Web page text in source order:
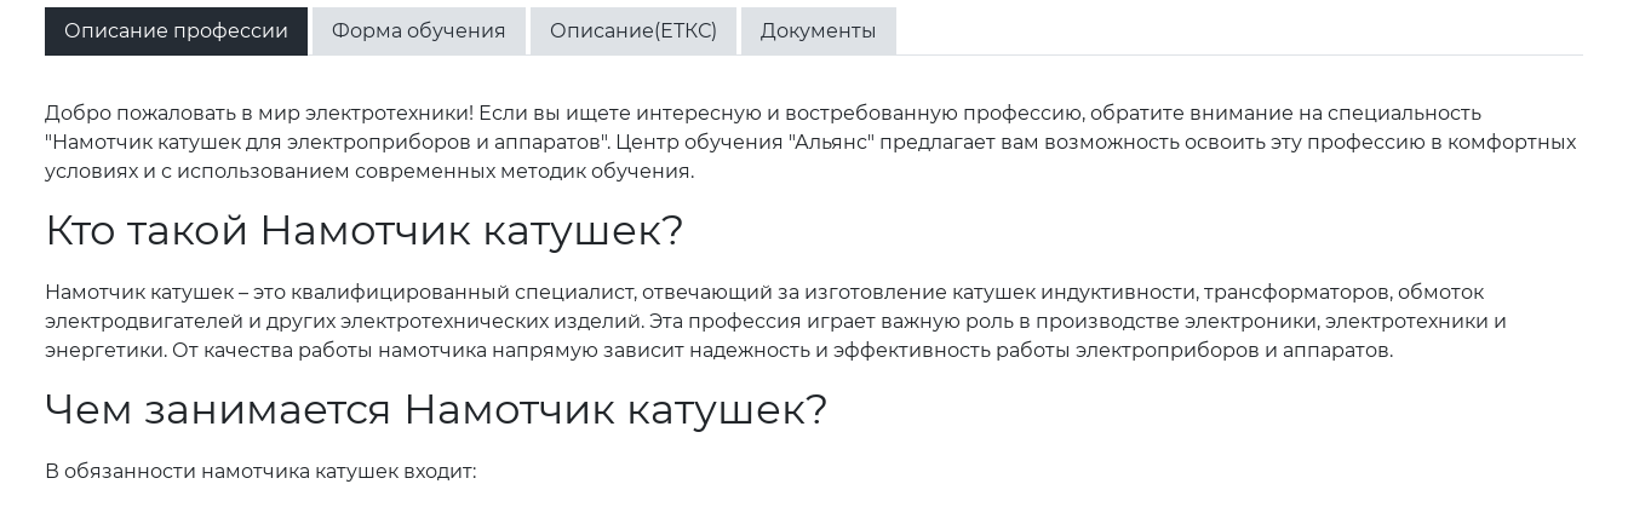
Описание профессии Форма обучения Описание(ЕТКС) Документы
Добро пожаловать в мир электротехники! Если вы ищете интересную и востребованную профессию, обратите внимание на специальность
"Намотчик катушек для электроприборов и аппаратов". Центр обучения "Альянс" предлагает вам возможность освоить эту профессию в комфортных
условиях и с использованием современных методик обучения.
Кто такой Намотчик катушек?
Намотчик катушек – это квалифицированный специалист, отвечающий за изготовление катушек индуктивности, трансформаторов, обмоток
электродвигателей и других электротехнических изделий. Эта профессия играет важную роль в производстве электроники, электротехники и
энергетики. От качества работы намотчика напрямую зависит надежность и эффективность работы электроприборов и аппаратов.
Чем занимается Намотчик катушек?
В обязанности намотчика катушек входит: